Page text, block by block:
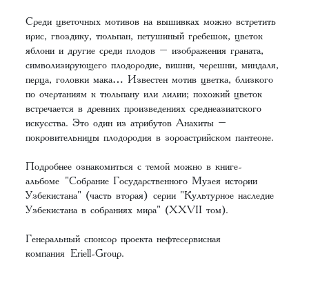
Среди цветочных мотивов на вышивках можно встретить
ирис, гвоздику, тюльпан, петушиный гребешок, цветок
яблони и другие среди плодов – изображения граната,
символизирующего плодородие, вишни, черешни, миндаля,
перца, головки мака… Известен мотив цветка, близкого
по очертаниям к тюльпану или лилии; похожий цветок
встречается в древних произведениях среднеазиатского
искусства. Это один из атрибутов Анахиты –
покровительницы плодородия в зороастрийском пантеоне.
Подробнее ознакомиться с темой можно в книге-
альбоме "Собрание Государственного Музея истории
Узбекистана" (часть вторая) серии "Культурное наследие
Узбекистана в собраниях мира" (XХVII том).
Генеральный спонсор проекта нефтесервисная
компания Eriell-Group.